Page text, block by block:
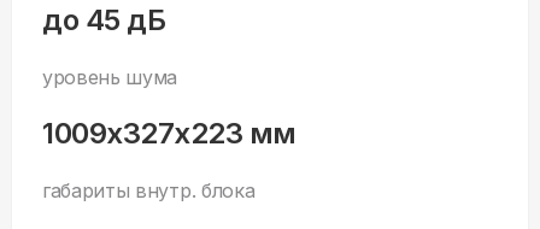
до 45 дБ
уровень шума
1009x327x223 мм
габариты внутр. блока